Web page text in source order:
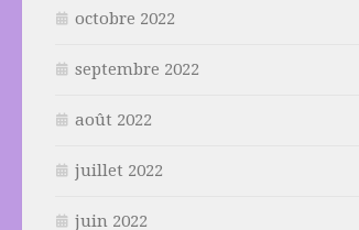
octobre 2022
septembre 2022
août 2022
juillet 2022
juin 2022